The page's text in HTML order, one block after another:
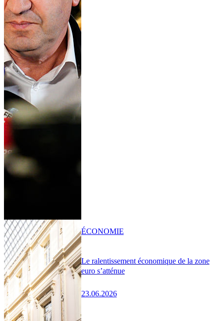
Le ralentissement économique de la zone
euro s’atténue
23.06.2026
ÉCONOMIE